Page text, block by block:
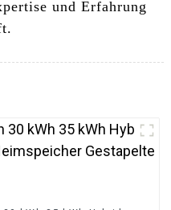
und Erfahrung